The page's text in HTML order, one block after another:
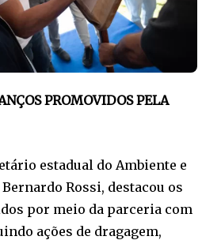
PROMOVIDOS PELA
estadual do Ambiente e
Rossi, destacou os
por meio da parceria com
ações de dragagem,